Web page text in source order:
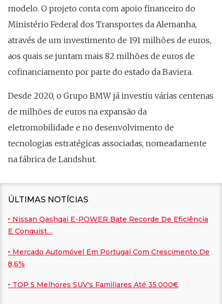
modelo. O projeto conta com apoio financeiro do
Ministério Federal dos Transportes da Alemanha,
através de um investimento de 191 milhões de euros,
aos quais se juntam mais 82 milhões de euros de
cofinanciamento por parte do estado da Baviera.
Desde 2020, o Grupo BMW já investiu várias centenas
de milhões de euros na expansão da
eletromobilidade e no desenvolvimento de
tecnologias estratégicas associadas, nomeadamente
na fábrica de Landshut.
ÚLTIMAS NOTÍCIAS
‣ Nissan Qashqai E-POWER Bate Recorde De Eficiência
E Conquist…
‣ Mercado Automóvel Em Portugal Com Crescimento De
8,6%
‣ TOP 5 Melhores SUV's Familiares Até 35.000€